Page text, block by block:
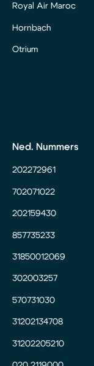
Royal Air Maroc
Hornbach
Otrium
Ned. Nummers
202272961
702071022
202159430
857735233
31850012069
302003257
570731030
31202134708
31202205210